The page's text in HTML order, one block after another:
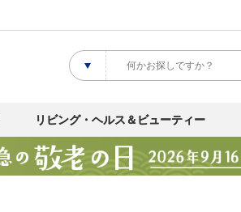
リビング・ヘルス＆ビューティー